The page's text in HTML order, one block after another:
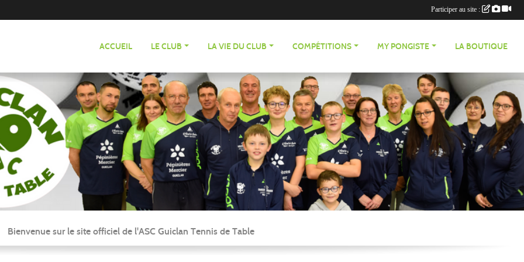
ACCUEIL LE CLUB LA VIE DU CLUB COMPÉTITIONS MY PONGISTE LA BOUTIQUE
Bienvenue sur le site officiel de l'ASC Guiclan Tennis de Table
Participer au site :